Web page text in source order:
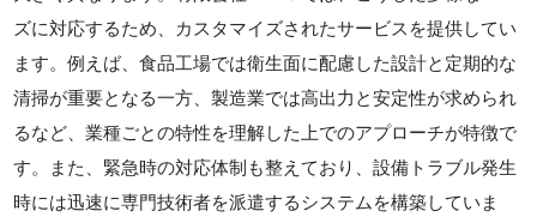
ズに対応するため、カスタマイズされたサービスを提供してい
ます。例えば、食品工場では衛生面に配慮した設計と定期的な
清掃が重要となる一方、製造業では高出力と安定性が求められ
るなど、業種ごとの特性を理解した上でのアプローチが特徴で
す。また、緊急時の対応体制も整えており、設備トラブル発生
時には迅速に専門技術者を派遣するシステムを構築していま